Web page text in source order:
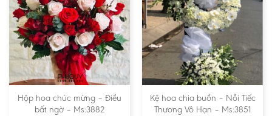
Hộp hoa chúc mừng – Điều
bất ngờ – Ms:3882
Kệ hoa chia buồn – Nỗi Tiếc
Thương Vô Hạn – Ms:3851